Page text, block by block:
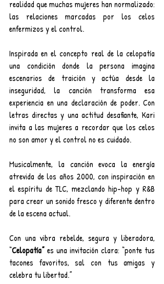
realidad que muchas mujeres han normalizado:
las relaciones marcadas por los celos
enfermizos y el control.
Inspirada en el concepto real de la celopatía
una condición donde la persona imagina
escenarios de traición y actúa desde la
inseguridad, la canción transforma esa
experiencia en una declaración de poder. Con
letras directas y una actitud desafiante, Kari
invita a las mujeres a recordar que los celos
no son amor y el control no es cuidado.
Musicalmente, la canción evoca la energía
atrevida de los años 2000, con inspiración en
el espíritu de TLC, mezclando hip-hop y R&B
para crear un sonido fresco y diferente dentro
de la escena actual.
Con una vibra rebelde, segura y liberadora,
“Celopatía” es una invitación clara: “ponte tus
tacones favoritos, sal con tus amigas y
celebra tu libertad.”